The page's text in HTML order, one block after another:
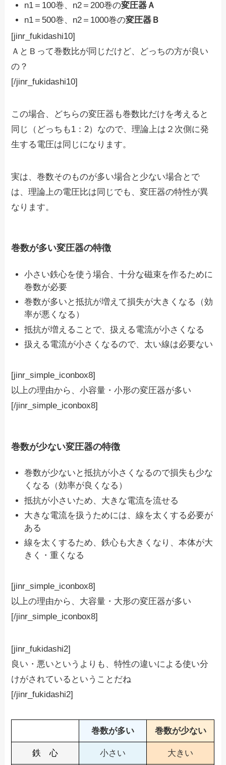
n1＝100巻、n2＝200巻の変圧器Ａ
n1＝500巻、n2＝1000巻の変圧器Ｂ
[jinr_fukidashi10]
ＡとＢって巻数比が同じだけど、どっちの方が良い
の？
[/jinr_fukidashi10]
この場合、どちらの変圧器も巻数比だけを考えると
同じ（どっちも1：2）なので、理論上は２次側に発
生する電圧は同じになります。
実は、巻数そのものが多い場合と少ない場合とで
は、理論上の電圧比は同じでも、変圧器の特性が異
なります。
巻数が多い変圧器の特徴
小さい鉄心を使う場合、十分な磁束を作るために
巻数が必要
巻数が多いと抵抗が増えて損失が大きくなる（効
率が悪くなる）
抵抗が増えることで、扱える電流が小さくなる
扱える電流が小さくなるので、太い線は必要ない
[jinr_simple_iconbox8]
以上の理由から、小容量・小形の変圧器が多い
[/jinr_simple_iconbox8]
巻数が少ない変圧器の特徴
巻数が少ないと抵抗が小さくなるので損失も少な
くなる（効率が良くなる）
抵抗が小さいため、大きな電流を流せる
大きな電流を扱うためには、線を太くする必要が
ある
線を太くするため、鉄心も大きくなり、本体が大
きく・重くなる
[jinr_simple_iconbox8]
以上の理由から、 大容量・大形の変圧器が多い
[/jinr_simple_iconbox8]
[jinr_fukidashi2]
良い・悪いというよりも、特性の違いによる使い分
けがされているということだね
[/jinr_fukidashi2]
巻数が多い 巻数が少ない
鉄 心 小さい 大きい